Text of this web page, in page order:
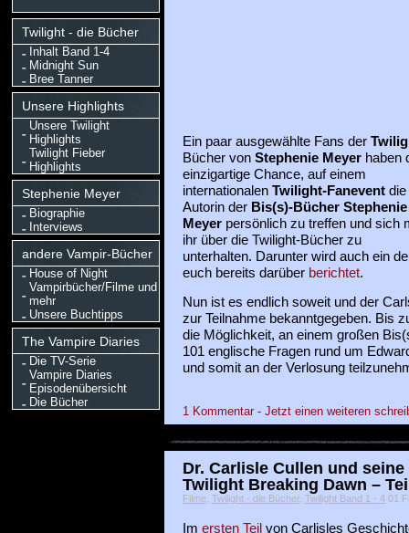
Twilight - die Bücher
Inhalt Band 1-4
Midnight Sun
Bree Tanner
Unsere Highlights
Unsere Twilight
Highlights
Twilight Fieber
Highlights
Stephenie Meyer
Biographie
Interviews
andere Vampir-Bücher
House of Night
Vampirbücher/Filme und
mehr
Unsere Buchtipps
The Vampire Diaries
Die TV-Serie
Vampire Diaries
Episodenübersicht
Die Bücher
Ein paar ausgewählte Fans der
Bücher von Stephenie Meyerhaben
einzigartige Chance, auf einem
internationalen Twilight-Faneventdie
Autorin der Bis(s)-Bücher Stephenie
Meyerpersönlich zu treffen und sich
ihr über die Twilight-Bücher zu
unterhalten. Darunter wird auch ein
euch bereits darüber berichtet.
Nun ist es endlich soweit und der
zur Teilnahme bekanntgegeben. Bis
die Möglichkeit, an einem großen
101 englische Fragen rund um
und somit an der Verlosung
1 Kommentar - Jetzt einen weiteren
Dr. Carlisle Cullen und
Twilight Breaking Dawn –
Filme, Twilight - die Bücher, Twilight Band 1 - 401
Im ersten Teil von Carlisles